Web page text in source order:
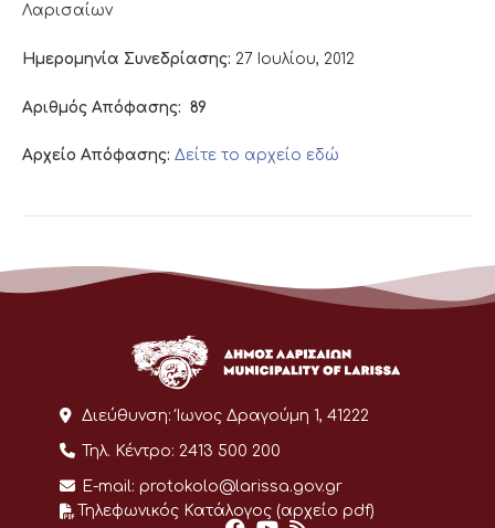
Λαρισαίων
Ημερομηνία Συνεδρίασης: 27 Ιουλίου, 2012
Αριθμός Απόφασης: 89
Αρχείο Απόφασης: Δείτε το αρχείο εδώ
Διεύθυνση: Ίωνος Δραγούμη 1, 41222
Τηλ. Κέντρο: 2413 500 200
E-mail: protokolo@larissa.gov.gr
Τηλεφωνικός Κατάλογος (αρχείο pdf)